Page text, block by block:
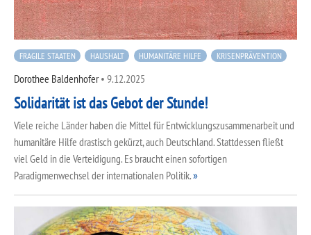
FRAGILE STAATEN HAUSHALT HUMANITÄRE HILFE KRISENPRÄVENTION
Dorothee Baldenhofer• 9.12.2025
Solidarität ist das Gebot der Stunde!
Viele reiche Länder haben die Mittel für Entwicklungszusammenarbeit und
humanitäre Hilfe drastisch gekürzt, auch Deutschland. Stattdessen fließt
viel Geld in die Verteidigung. Es braucht einen sofortigen
Paradigmenwechsel der internationalen Politik.